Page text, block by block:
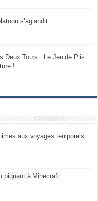
s’agrandit
Deux Tours : Le Jeu de Plis
!
aux voyages temporels
piquant à Minecraft